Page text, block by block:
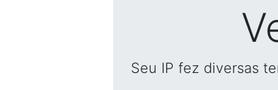
Seu IP fez diversas